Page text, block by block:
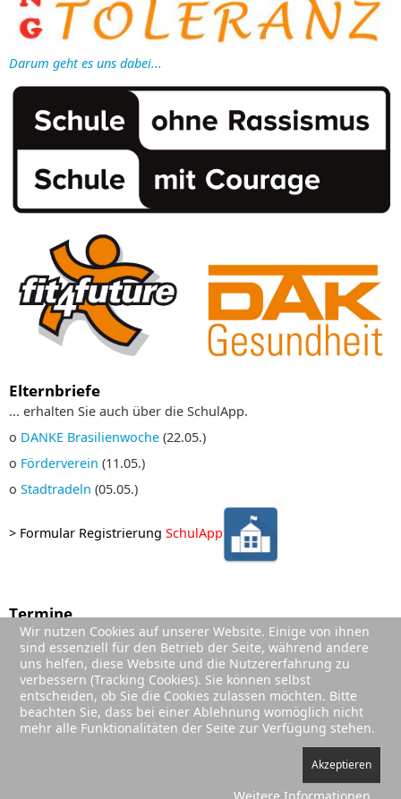
Darum geht es uns dabei...
Elternbriefe
... erhalten Sie auch über die SchulApp.
o DANKE Brasilienwoche (22.05.)
o Förderverein (11.05.)
o Stadtradeln (05.05.)
> Formular Registrierung SchulApp
Termine
01. Sep. 2026 ;
Sommerferien (Ende)
02. Sep. 2026 ;
1. Schultag Jg. 2-4
03. Sep. 2026;
Einschulung
Datenschutz|Sitemap
Wir nutzen Cookies auf unserer Website. Einige von ihnen
sind essenziell für den Betrieb der Seite, während andere
uns helfen, diese Website und die Nutzererfahrung zu
verbessern (Tracking Cookies). Sie können selbst
entscheiden, ob Sie die Cookies zulassen möchten. Bitte
beachten Sie, dass bei einer Ablehnung womöglich nicht
mehr alle Funktionalitäten der Seite zur Verfügung stehen.
Akzeptieren